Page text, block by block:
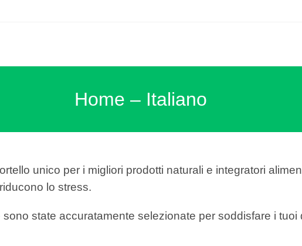
Home – Italiano
unico per i migliori prodotti naturali e integratori
lo stress.
state accuratamente selezionate per soddisfare i